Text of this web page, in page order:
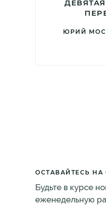
ЮРИЙ
ОСТАВАЙТЕСЬ НА
Будьте в курсе
еженедельную